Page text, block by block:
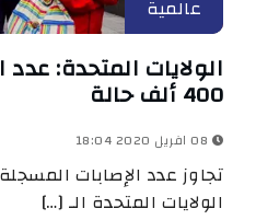
عالمية
الولايات المتحدة: عدد
400 ألف حالة
تجاوز عدد الإصابات
الولايات المتحدة الـ […]